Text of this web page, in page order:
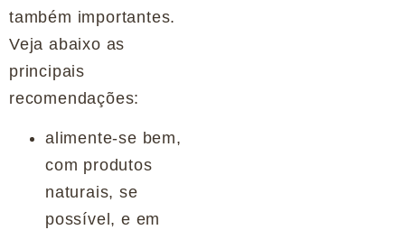
também importantes.
Veja abaixo as
principais
recomendações:
alimente-se bem,
com produtos
naturais, se
possível, e em